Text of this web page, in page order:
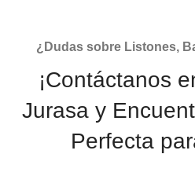
¿Dudas sobre Listones,
¡Contáctanos
Jurasa y
Perfecta